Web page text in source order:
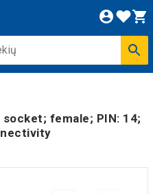
female; PIN: 14;